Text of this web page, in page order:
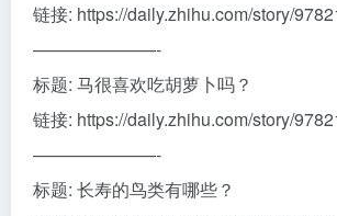
链接: https://daily.zhihu.com/story/
———————-
标题: 马很喜欢吃胡萝卜吗？
链接: https://daily.zhihu.com/story/
———————-
标题: 长寿的鸟类有哪些？